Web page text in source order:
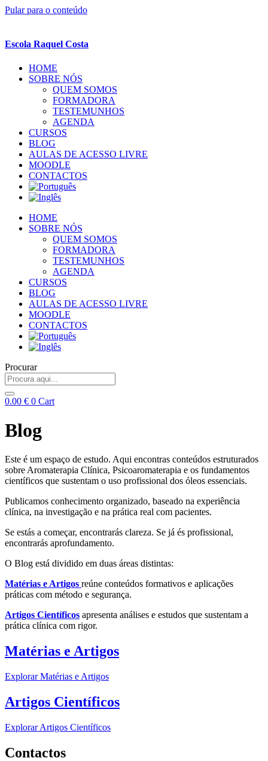
Pular para o conteúdo
Escola Raquel Costa
HOME
SOBRE NÓS
QUEM SOMOS
FORMADORA
TESTEMUNHOS
AGENDA
CURSOS
BLOG
AULAS DE ACESSO LIVRE
MOODLE
CONTACTOS
HOME
SOBRE NÓS
QUEM SOMOS
FORMADORA
TESTEMUNHOS
AGENDA
CURSOS
BLOG
AULAS DE ACESSO LIVRE
MOODLE
CONTACTOS
Procurar
0.00 € 0 Cart
Blog
Este é um espaço de estudo. Aqui encontras conteúdos estruturados
sobre Aromaterapia Clínica, Psicoaromaterapia e os fundamentos
científicos que sustentam o uso profissional dos óleos essenciais.
Publicamos conhecimento organizado, baseado na experiência
clínica, na investigação e na prática real com pacientes.
Se estás a começar, encontrarás clareza. Se já és profissional,
encontrarás aprofundamento.
O Blog está dividido em duas áreas distintas:
Matérias e Artigos reúne conteúdos formativos e aplicações
práticas com método e segurança.
Artigos Científicos apresenta análises e estudos que sustentam a
prática clínica com rigor.
Matérias e Artigos
Explorar Matérias e Artigos
Artigos Científicos
Explorar Artigos Científicos
Contactos